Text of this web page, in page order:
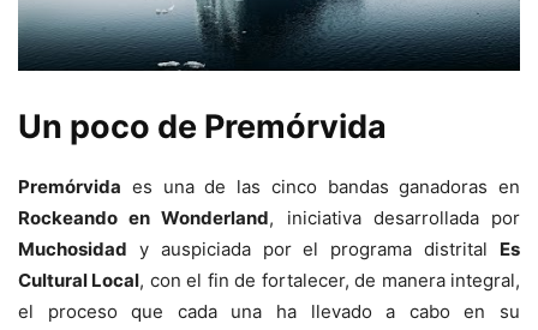
Un poco de Premórvida
Premórvida es una de las cinco bandas ganadoras en
Rockeando en Wonderland, iniciativa desarrollada por
Muchosidad y auspiciada por el programa distrital Es
Cultural Local, con el fin de fortalecer, de manera integral,
el proceso que cada una ha llevado a cabo en su